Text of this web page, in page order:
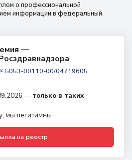
о профессиональной
информации в федеральный
—
Б053-00110-00/04719605
— только в таких
мы легитимны
на реестр